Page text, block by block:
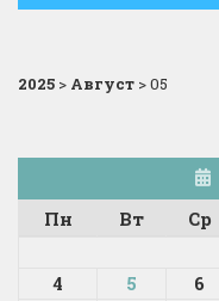
2025 > Август >05
Пн
Вт Ср
4
5 6